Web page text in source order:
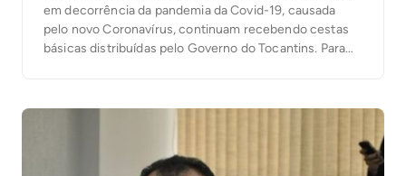
em decorrência da pandemia da Covid-19, causada
pelo novo Coronavírus, continuam recebendo cestas
básicas distribuídas pelo Governo do Tocantins. Para
da Pobreza (Fecoep-TO), o Estado passar a contar com